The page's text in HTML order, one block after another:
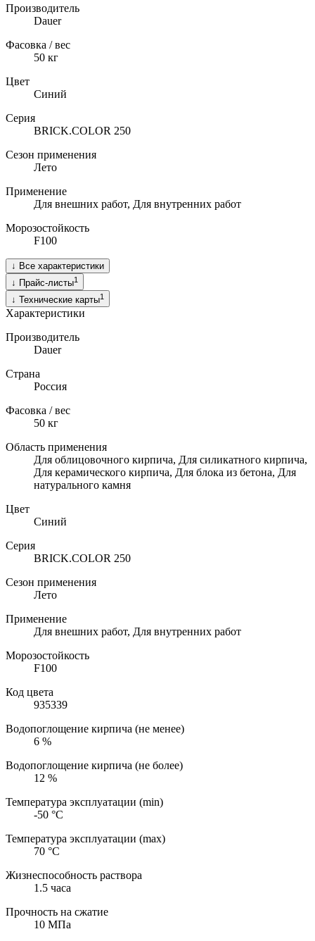
Производитель
Dauer
Фасовка / вес
50 кг
Цвет
Синий
Серия
BRICK.COLOR 250
Сезон применения
Лето
Применение
Для внешних работ, Для внутренних работ
Морозостойкость
F100
↓ Все характеристики
↓ Прайс-листы1
↓ Технические карты1
Характеристики
Производитель
Dauer
Страна
Россия
Фасовка / вес
50 кг
Область применения
Для облицовочного кирпича, Для силикатного кирпича,
Для керамического кирпича, Для блока из бетона, Для
натурального камня
Цвет
Синий
Серия
BRICK.COLOR 250
Сезон применения
Лето
Применение
Для внешних работ, Для внутренних работ
Морозостойкость
F100
Код цвета
935339
Водопоглощение кирпича (не менее)
6 %
Водопоглощение кирпича (не более)
12 %
Температура эксплуатации (min)
-50 °С
Температура эксплуатации (max)
70 °С
Жизнеспособность раствора
1.5 часа
Прочность на сжатие
10 МПа